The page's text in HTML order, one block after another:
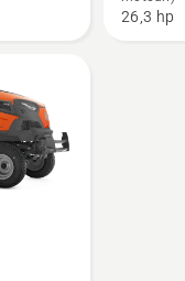
26,3 hp